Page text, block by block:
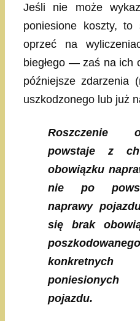
Jeśli nie może
poniesione koszty, to
oprzeć na
biegłego — zaś na ich
późniejsze zdarzenia
uszkodzonego lub już
Roszczenie
powstaje z
obowiązku
nie po
naprawy
się brak
pojazdu.